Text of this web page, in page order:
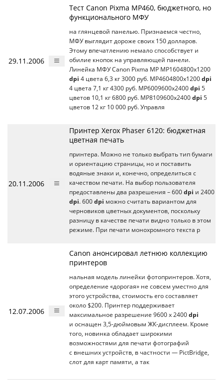
29.11.2006
Тест Canon Pixma MP460, бюджетного, но
функционального МФУ
на глянцевой панелью. Признаемся честно,
МФУ выглядит дороже своих 150 долларов.
Этому впечатлению немало способствует и
обилие кнопок на управляющей панели.
Линейка МФУ Canon Pixma MP MP1604800x1200
dpi 4 цвета 6,3 кг 3000 руб. MP4604800x1200 dpi
4 цвета 7,1 кг 4300 руб. MP6009600x2400 dpi 5
цветов 10,1 кг 6800 руб. MP8109600x2400 dpi 5
цветов 12 кг 10 000 руб. Управля
20.11.2006
Принтер Xerox Phaser 6120: бюджетная
цветная печать
принтера. Можно не только выбрать тип бумаги
и ориентацию страницы, но и поставить
водяные знаки и, конечно, определиться с
качеством печати. На выбор пользователя
предоставлены два разрешения – 600 dpi и 2400
dpi. 600 dpi можно считать вариантом для
черновиков цветных документов, поскольку
разницу в качестве печати видно только в этом
режиме. При печати монохромного текста р
12.07.2006
Canon анонсировал летнюю коллекцию
принтеров
нальная модель линейки фотопринтеров. Хотя,
определение «дорогая» не совсем уместно для
этого устройства, стоимость его составляет
около $200. Принтер поддерживает
максимальное разрешение 9600 х 2400 dpi
и оснащен 3,5-дюймовым ЖК-дисплеем. Кроме
того, новинка обладает широкими
возможностями для печати фотографий
с внешних устройств, в частности — PictBridge,
слот для карт памяти, а так